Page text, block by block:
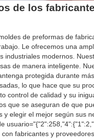
de los
de preformas de
Le ofrecemos una
industriales modernos.
de manera inteligente.
protegida durante
lo que hace que su
control de calidad y su
que se aseguran de que
elegir el mejor según sus
con fabricantes y